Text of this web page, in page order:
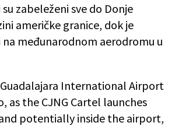
zabeleženi sve do Donje
američke granice, dok je
na međunarodnom aerodromu u
International Airport
as the CJNG Cartel launches
potentially inside the airport,